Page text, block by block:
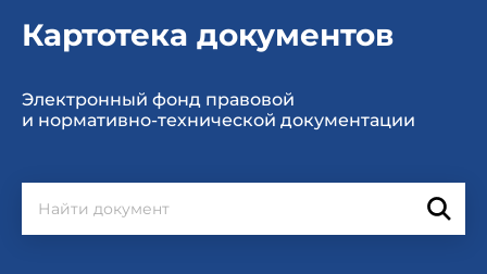
Картотека документов
Электронный фонд правовой
и нормативно-технической документации